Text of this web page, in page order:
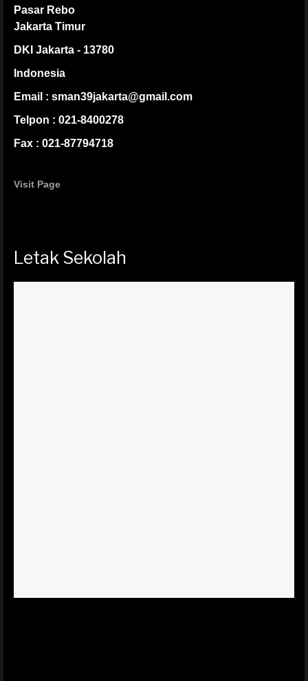
Pasar Rebo
Jakarta Timur
DKI Jakarta - 13780
Indonesia
Email : sman39jakarta@gmail.com
Telpon : 021-8400278
Fax : 021-87794718
Visit Page
Letak Sekolah